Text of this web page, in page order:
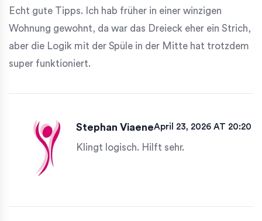
Echt gute Tipps. Ich hab früher in einer winzigen
Wohnung gewohnt, da war das Dreieck eher ein Strich,
aber die Logik mit der Spüle in der Mitte hat trotzdem
super funktioniert.
Stephan ViaeneApril 23, 2026 AT 20:20
Klingt logisch. Hilft sehr.